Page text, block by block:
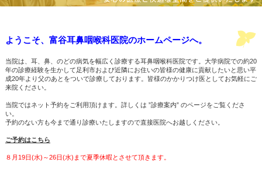
ようこそ、富谷耳鼻咽喉科医院のホームページへ。
当院は、耳、鼻、のどの病気を幅広く診療する耳鼻咽喉科医院です。大学病院での約20
年の診療経験を生かして足利市および近隣にお住いの皆様の健康に貢献したいと思い平
成20年より父のあとをついで診療しております。皆様のかかりつけ医としてお気軽にご
来院ください。
当院ではネット予約をご利用頂けます。詳しくは ”診療案内” のページをご覧くださ
い。
予約のない方も今まで通り診療いたしますので直接医院へお越しください。
ご予約はこちら
８月19日(水)～26日(水)まで夏季休暇とさせて頂きます。